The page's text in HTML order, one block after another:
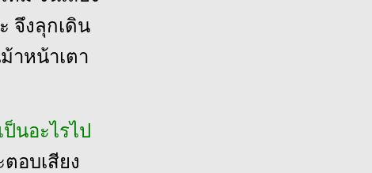
จึงลุกเดิน
าหน้าเตา
ป็นอะไรไป
อบเสียง